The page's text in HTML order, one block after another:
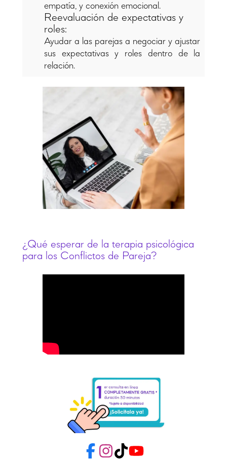
empatía, y conexión emocional.
Reevaluación de expectativas y
roles:
Ayudar a las parejas a negociar y ajustar
sus expectativas y roles dentro de la
relación.
¿Qué esperar de la terapia psicológica
para los Conflictos de Pareja?